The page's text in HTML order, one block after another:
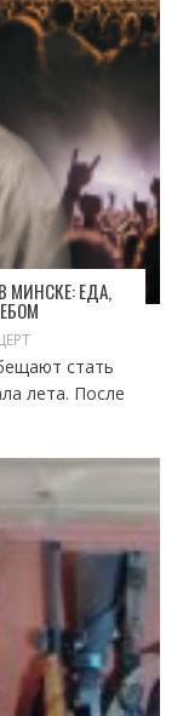
МИНСКЕ: ЕДА,
стать
лета. После